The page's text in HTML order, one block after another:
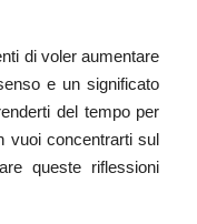
di voler aumentare
e un significato
del tempo per
vuoi concentrarti sul
queste riflessioni